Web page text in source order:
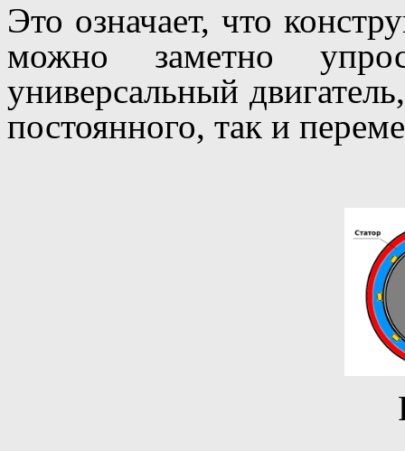
Это означает, что
можно заметно
универсальный
постоянного, так и